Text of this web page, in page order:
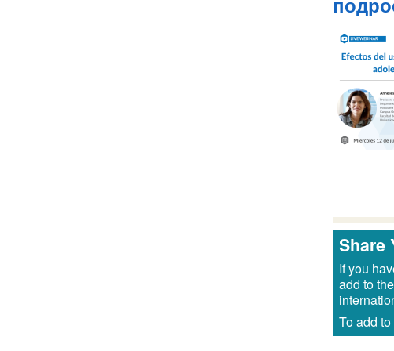
Share
If you
add to the
To add